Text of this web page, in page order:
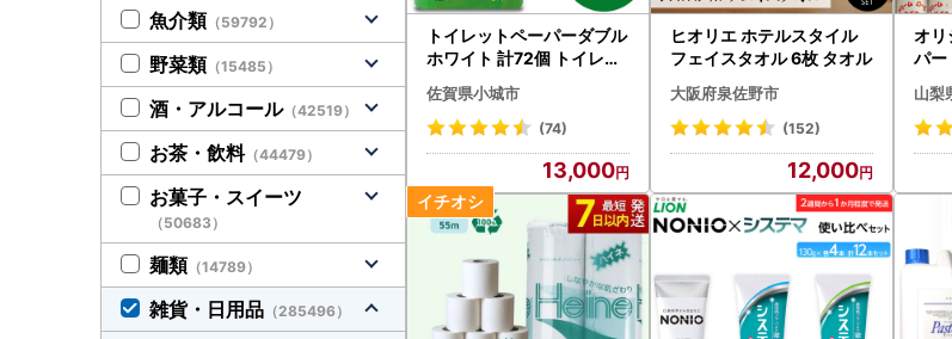
トイレットペーパーダブル
ホワイト 計72個 トイレッ
トロール 日用品 B130-06
0
佐賀県小城市
(74)
13,000
ヒオリエ ホテルスタイル
フェイスタオル 6枚 タオル
大阪府泉佐野市
(152)
12,000
オリ
パ
山梨
魚介類 （59792）
野菜類 （15485）
酒・アルコール（42519）
お茶・飲料（44479）
お菓子・スイーツ
（50683）
麺類 （14789）
雑貨・日用品 （285496）